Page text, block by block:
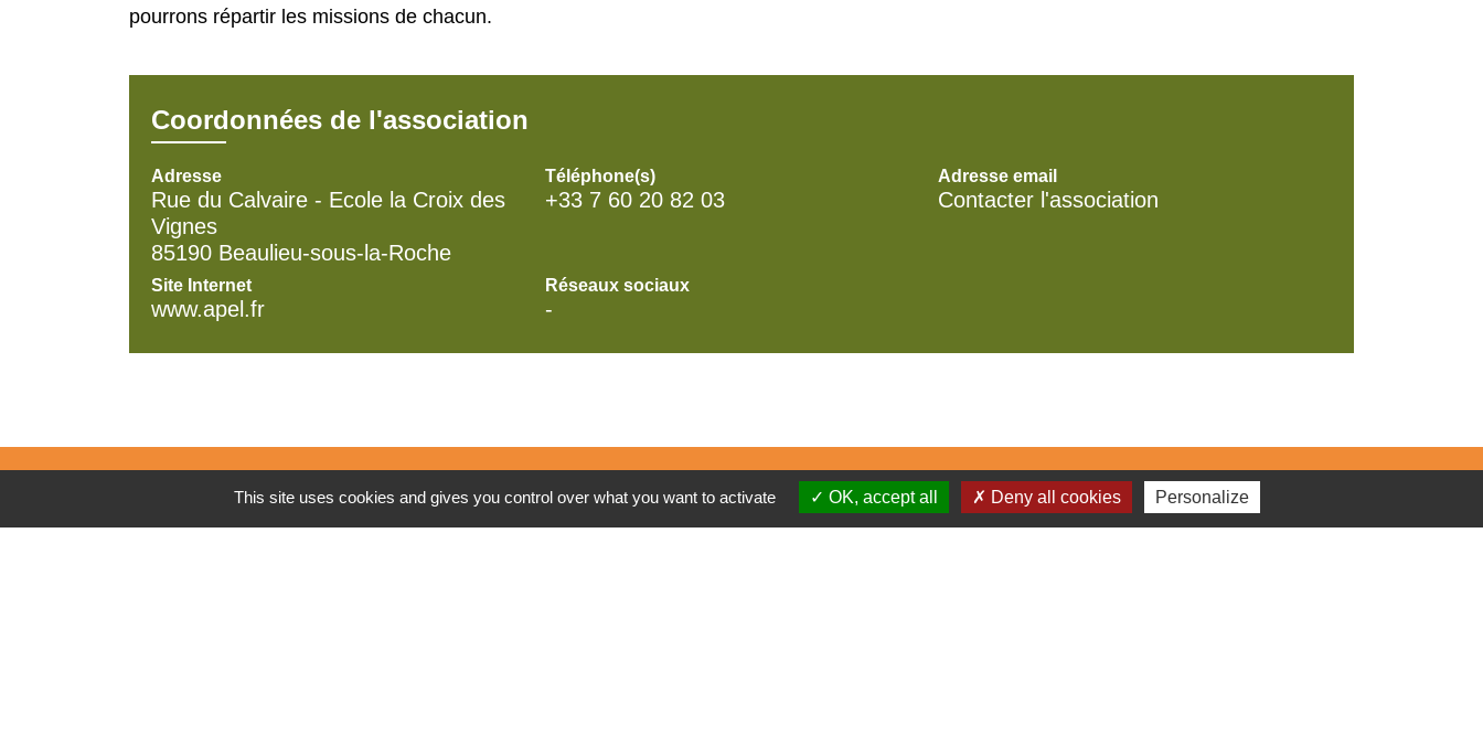
pourrons répartir les missions de chacun.
Coordonnées de l'association
Adresse
Rue du Calvaire - Ecole la Croix des
Vignes
85190 Beaulieu-sous-la-Roche
Téléphone(s)
+33 7 60 20 82 03
Adresse email
Contacter l'association
Site Internet
www.apel.fr
Réseaux sociaux
-
Contacts mairie
This site uses cookies and gives you control over what you want to activate OK, accept all Deny all cookies Personalize